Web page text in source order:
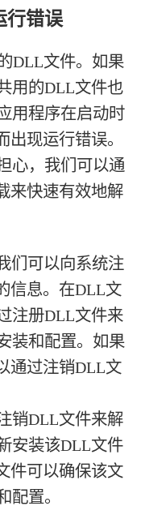
行错误
DLL文件。如果
用的DLL文件也
用程序在启动时
现运行错误。
心，我们可以通
来快速有效地解
们可以向系统注
信息。在DLL文
注册DLL文件来
装和配置。如果
通过注销DLL文
销DLL文件来解
安装该DLL文件
件可以确保该文
配置。